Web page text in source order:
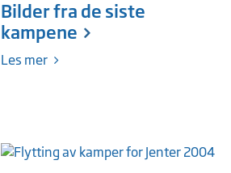
Bilder fra de siste
kampene
Les mer